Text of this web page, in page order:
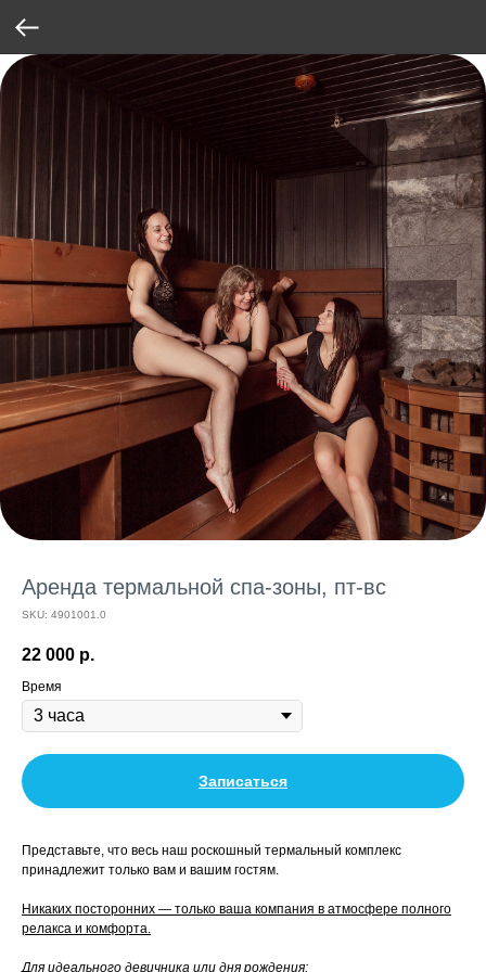
Аренда термальной спа-зоны, пт-вс
SKU: 4901001.0
22 000 р.
Время
Записаться
Представьте, что весь наш роскошный термальный комплекс
принадлежит только вам и вашим гостям.
Никаких посторонних — только ваша компания в атмосфере полного
релакса и комфорта.
Для идеального девичника или дня рождения: